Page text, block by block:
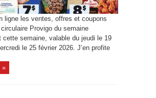
ligne les ventes, offres et coupons
Provigo du semaine
cette semaine, valable du jeudi le 19
le 25 février 2026. J’en profite
»